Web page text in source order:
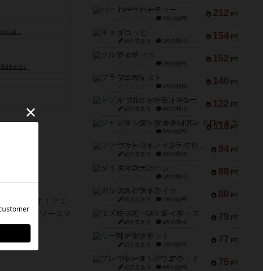
）
）
紹介します！アエ
ていくリソースマ
212 PT
バー！パーティー
1件の投稿
154 PT
ギョッと
紹介文あり 1件の投稿
152 PT
クルティボ
1件の投稿
140 PT
ブラヴェスト
1件の投稿
122 PT
ドブル：ポケットモンスター
紹介文あり 4件の投稿
118 PT
ジャンヌ・ダルク-オルレアン ドロー＆ライト
5件の投稿
94 PT
ファースト・イン・フライト
紹介文あり 3件の投稿
88 PT
ダイススローン
1件の投稿
80 PT
ガルフストライク
紹介文あり 1件の投稿
79 PT
モズビ－ズ・レイダ－ズ
紹介文あり 1件の投稿
77 PT
リー対グラント
紹介文あり 1件の投稿
75 PT
ブレーキング・アウェイ
紹介文あり 4件の投稿